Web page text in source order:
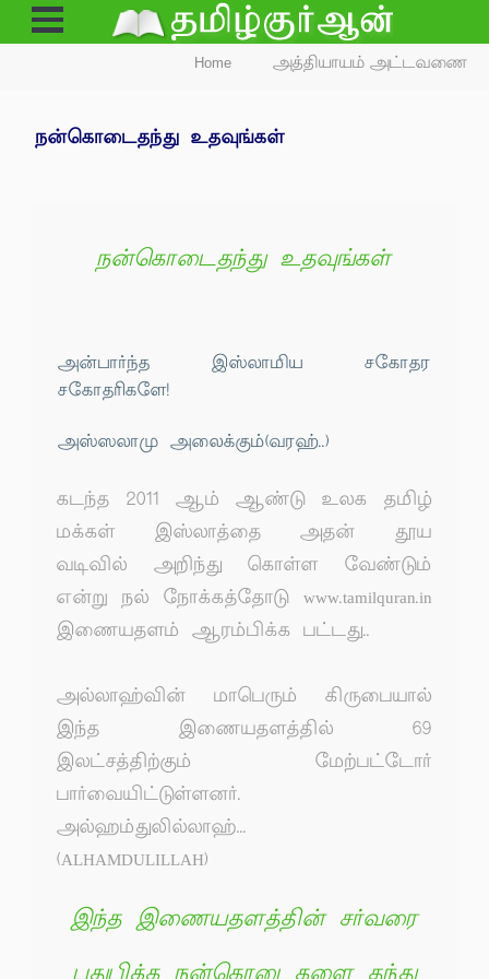
Open
Menu
Home அத்தியாயம் அட்டவணை
நன்கொடைதந்து உதவுங்கள்
நன்கொடைதந்து உதவுங்கள்
அன்பார்ந்த இஸ்லாமிய சகோதர
சகோதரிகளே!
அஸ்ஸலாமு அலைக்கும்(வரஹ்..)
கடந்த 2011 ஆம் ஆண்டு உலக தமிழ்
மக்கள் இஸ்லாத்தை அதன் தூய
வடிவில் அறிந்து கொள்ள வேண்டும்
என்று நல் நோக்கத்தோடு www.tamilquran.in
இணையதளம் ஆரம்பிக்க பட்டது..
அல்லாஹ்வின் மாபெரும் கிருபையால்
இந்த இணையதளத்தில் 69
இலட்சத்திற்கும் மேற்பட்டோர்
பார்வையிட்டுள்ளனர்.
அல்ஹம்துலில்லாஹ்...
(ALHAMDULILLAH)
இந்த இணையதளத்தின் சர்வரை